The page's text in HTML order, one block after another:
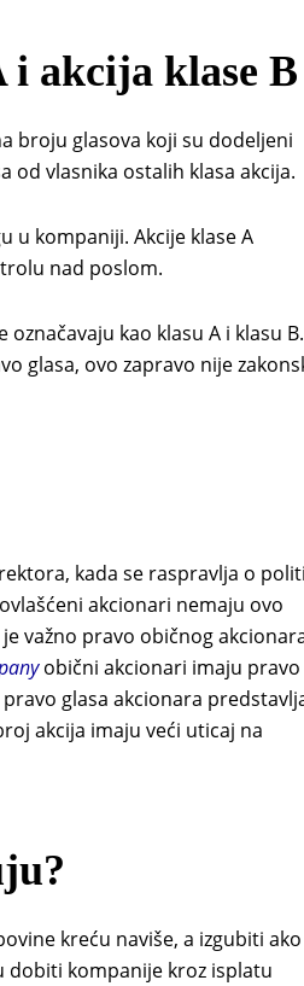
i akcija klase B
broju glasova koji su dodeljeni
od vlasnika ostalih klasa akcija.
u kompaniji. Akcije klase A
nad poslom.
kao klasu A i klasu B.
glasa, ovo zapravo nije
kada se raspravlja o
akcionari nemaju ovo
važno pravo običnog
obični akcionari imaju pravo
glasa akcionara
akcija imaju veći uticaj na
kreću naviše, a izgubiti ako
dobiti kompanije kroz isplatu